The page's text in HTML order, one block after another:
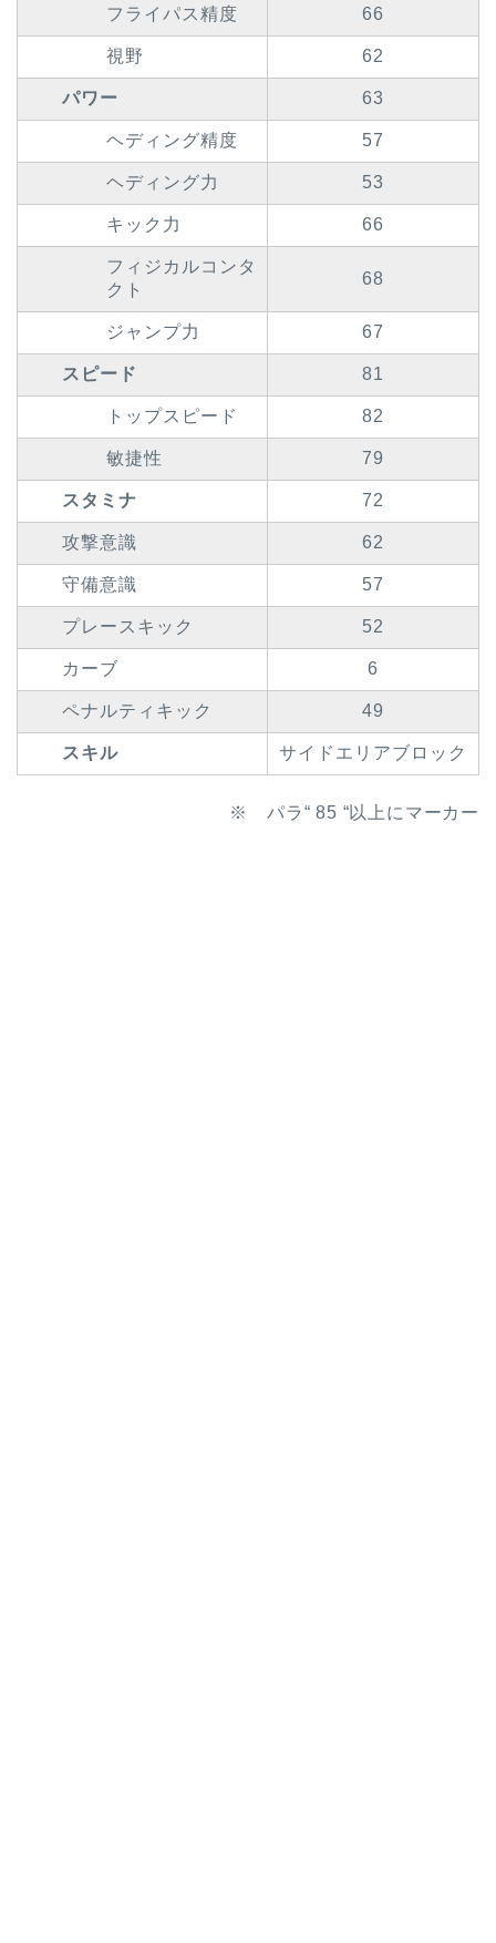
フライパス精度 66
視野 62
パワー 63
ヘディング精度 57
ヘディング力 53
キック力 66
フィジカルコンタ
クト
68
ジャンプ力 67
スピード 81
トップスピード 82
敏捷性 79
スタミナ 72
攻撃意識 62
守備意識 57
プレースキック 52
カーブ 6
ペナルティキック 49
スキル サイドエリアブロック
※ パラ“ 85 “以上にマーカー